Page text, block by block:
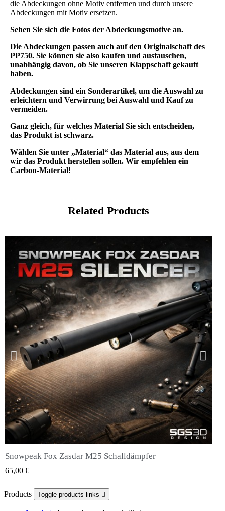
die Abdeckungen ohne Motiv entfernen und durch unsere
Abdeckungen mit Motiv ersetzen.
Sehen Sie sich die Fotos der Abdeckungsmotive an.
Die Abdeckungen passen auch auf den Originalschaft des
PP750. Sie können sie also kaufen und austauschen,
unabhängig davon, ob Sie unseren Klappschaft gekauft
haben.
Abdeckungen sind ein Sonderartikel, um die Auswahl zu
erleichtern und Verwirrung bei Auswahl und Kauf zu
vermeiden.
Ganz gleich, für welches Material Sie sich entscheiden,
das Produkt ist schwarz.
Wählen Sie unter „Material“ das Material aus, aus dem
wir das Produkt herstellen sollen. Wir empfehlen ein
Carbon-Material!
Related Products
QUICK VIEW
Snowpeak Fox Zasdar M25 Schalldämpfer
65,00 €
Products Toggle products links 